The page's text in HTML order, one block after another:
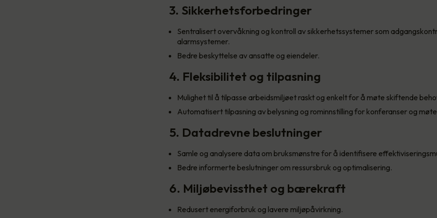
3. Sikkerhetsforbedringer
Sentralisert overvåkning og kontroll av sikkerhetssystemer som
alarmsystemer.
Bedre beskyttelse av ansatte og eiendeler.
4. Fleksibilitet og tilpasning
Mulighet til å tilpasse arbeidsmiljøet raskt og enkelt for å møte skiftende
Automatisert tilpasning av belysning og rominnstilling for konferanser og
5. Datadrevne beslutninger
Samle og analysere data om bruksmønstre for å identifisere
Bedre informerte beslutninger om ressursbruk og optimalisering.
6. Miljøbevissthet og bærekraft
Redusert energiforbruk og lavere miljøpåvirkning.